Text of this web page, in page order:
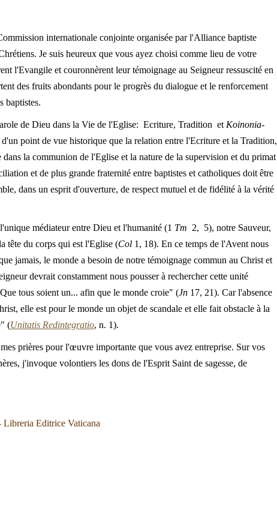
internationale conjointe organisée par l'Alliance baptiste
Je suis heureux que vous ayez choisi comme lieu de votre
l'Evangile et couronnèrent leur témoignage au Seigneur ressuscité en
des fruits abondants pour le progrès du dialogue et le renforcement
baptistes.
de Dieu dans la Vie de l'Eglise: Ecriture, Tradition et Koinonia-
point de vue historique que la relation entre l'Ecriture et la Tradition,
la communion de l'Eglise et la nature de la supervision et du primat
et de plus grande fraternité entre baptistes et catholiques doit être
dans un esprit d'ouverture, de respect mutuel et de fidélité à la vérité
médiateur entre Dieu et l'humanité (1 Tm 2, 5), notre Sauveur,
tête du corps qui est l'Eglise (Col 1, 18). En ce temps de l'Avent nous
jamais, le monde a besoin de notre témoignage commun au Christ et
devrait constamment nous pousser à rechercher cette unité
tous soient un... afin que le monde croie" (Jn 17, 21). Car l'absence
elle est pour le monde un objet de scandale et elle fait obstacle à la
(Unitatis Redintegratio, n. 1).
prières pour l'œuvre importante que vous avez entreprise. Sur vos
j'invoque volontiers les dons de l'Esprit Saint de sagesse, de
Editrice Vaticana